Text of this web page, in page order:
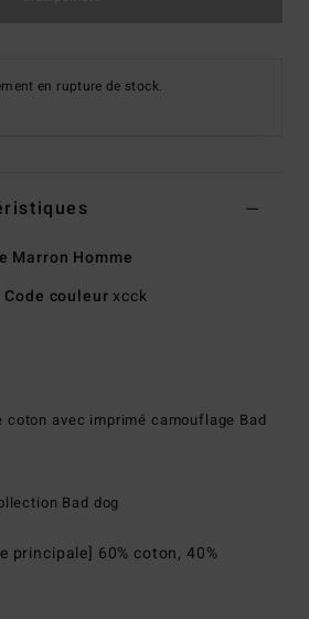
en rupture de stock.
Marron Homme
Code couleurxcck
coton avec imprimé camouflage Bad
Bad dog
principale] 60% coton, 40%